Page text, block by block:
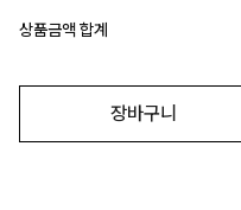
상품금액 합계
장바구니